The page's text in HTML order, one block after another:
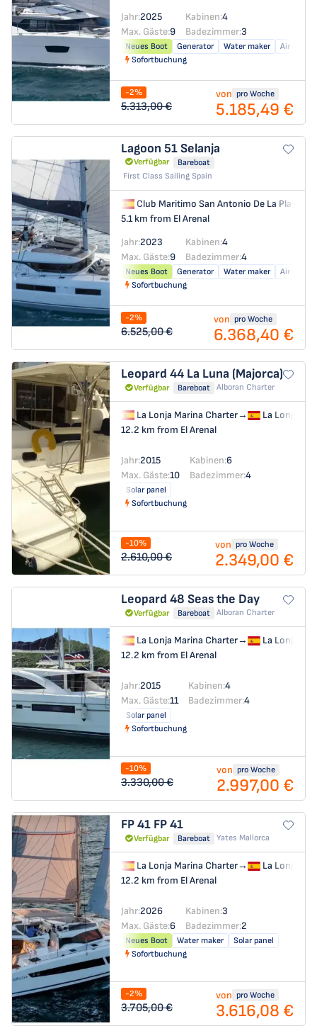
Jahr:2025 Kabinen:4
Max. Gäste:9 Badezimmer:3
Neues Boot Generator Water maker
Air
Sofortbuchung
-2%
5.313,00 €
von pro Woche
5.185,49 €
Lagoon 51Selanja
Verfügbar
Bareboat
First Class Sailing Spain
Club Maritimo San Antonio De La Playa
5.1 km from El Arenal
Jahr:2023 Kabinen:4
Max. Gäste:9 Badezimmer:4
Neues Boot Generator Water maker
Air
Sofortbuchung
-2%
6.525,00 €
von pro Woche
6.368,40 €
Leopard 44 La Luna (Majorca)
Verfügbar Bareboat Alboran Charter
La Lonja Marina Charter→
La Lonja
12.2 km from El Arenal
Jahr:2015 Kabinen:6
Max. Gäste:10 Badezimmer:4
Solar panel
Sofortbuchung
-10%
2.610,00 €
von pro Woche
2.349,00 €
Leopard 48 Seas the Day
Verfügbar Bareboat Alboran Charter
La Lonja Marina Charter→
La Lonja
12.2 km from El Arenal
Jahr:2015 Kabinen:4
Max. Gäste:11 Badezimmer:4
Solar panel
Sofortbuchung
-10%
3.330,00 €
von pro Woche
2.997,00 €
FP 41 FP 41
Verfügbar Bareboat Yates Mallorca
La Lonja Marina Charter→
La Lonja
12.2 km from El Arenal
Jahr:2026 Kabinen:3
Max. Gäste:6 Badezimmer:2
Neues Boot Water maker
Solar panel
Sofortbuchung
-2%
3.705,00 €
von pro Woche
3.616,08 €